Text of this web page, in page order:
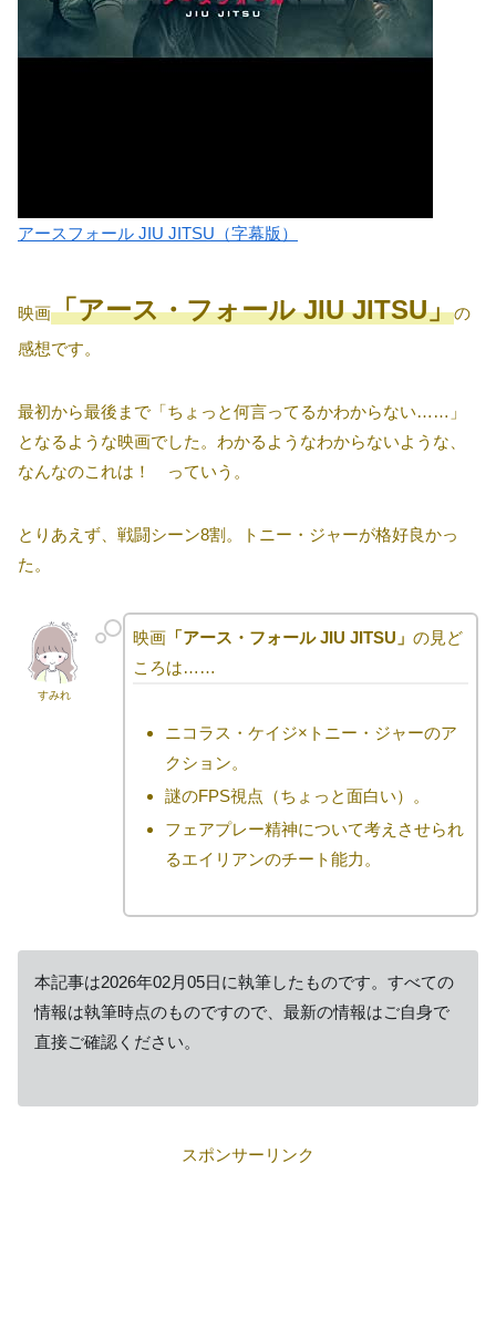
アースフォール JIU JITSU（字幕版）
映画「アース・フォール JIU JITSU」の
感想です。
最初から最後まで「ちょっと何言ってるかわからない……」
となるような映画でした。わかるようなわからないような、
なんなのこれは！ っていう。
とりあえず、戦闘シーン8割。トニー・ジャーが格好良かっ
た。
すみれ
映画「アース・フォール JIU JITSU」 の見ど
ころは……
ニコラス・ケイジ×トニー・ジャーのア
クション。
謎のFPS視点（ちょっと面白い）。
フェアプレー精神について考えさせられ
るエイリアンのチート能力。
本記事は2026年02月05日に執筆したものです。すべての
情報は執筆時点のものですので、最新の情報はご自身で
直接ご確認ください。
スポンサーリンク